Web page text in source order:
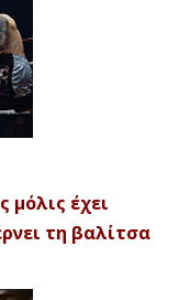
μόλις έχει
τη βαλίτσα